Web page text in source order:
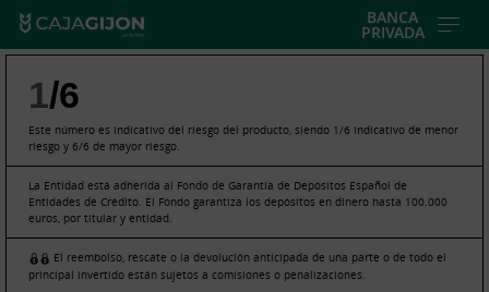
BANCA
PRIVADA
1/6
Este número es indicativo del riesgo del producto, siendo 1/6 indicativo de menor
riesgo y 6/6 de mayor riesgo.
La Entidad está adherida al Fondo de Garantía de Depósitos Español de
Entidades de Crédito. El Fondo garantiza los depósitos en dinero hasta 100.000
euros, por titular y entidad.
El reembolso, rescate o la devolución anticipada de una parte o de todo el
principal invertido están sujetos a comisiones o penalizaciones.